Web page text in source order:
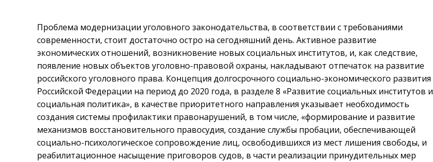
Проблема модернизации уголовного законодательства, в соответствии с требованиями
современности, стоит достаточно остро на сегодняшний день. Активное развитие
экономических отношений, возникновение новых социальных институтов, и, как следствие,
появление новых объектов уголовно-правовой охраны, накладывают отпечаток на развитие
российского уголовного права. Концепция долгосрочного социально-экономического развития
Российской Федерации на период до 2020 года, в разделе 8 «Развитие социальных институтов и
социальная политика», в качестве приоритетного направления указывает необходимость
создания системы профилактики правонарушений, в том числе, «формирование и развитие
механизмов восстановительного правосудия, создание службы пробации, обеспечивающей
социально-психологическое сопровождение лиц, освободившихся из мест лишения свободы, и
реабилитационное насыщение приговоров судов, в части реализации принудительных мер